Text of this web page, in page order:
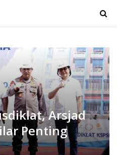
Arsjad
Penting